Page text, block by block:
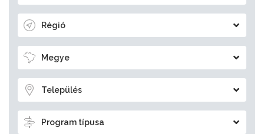
Régió
Megye
Település
Program típusa